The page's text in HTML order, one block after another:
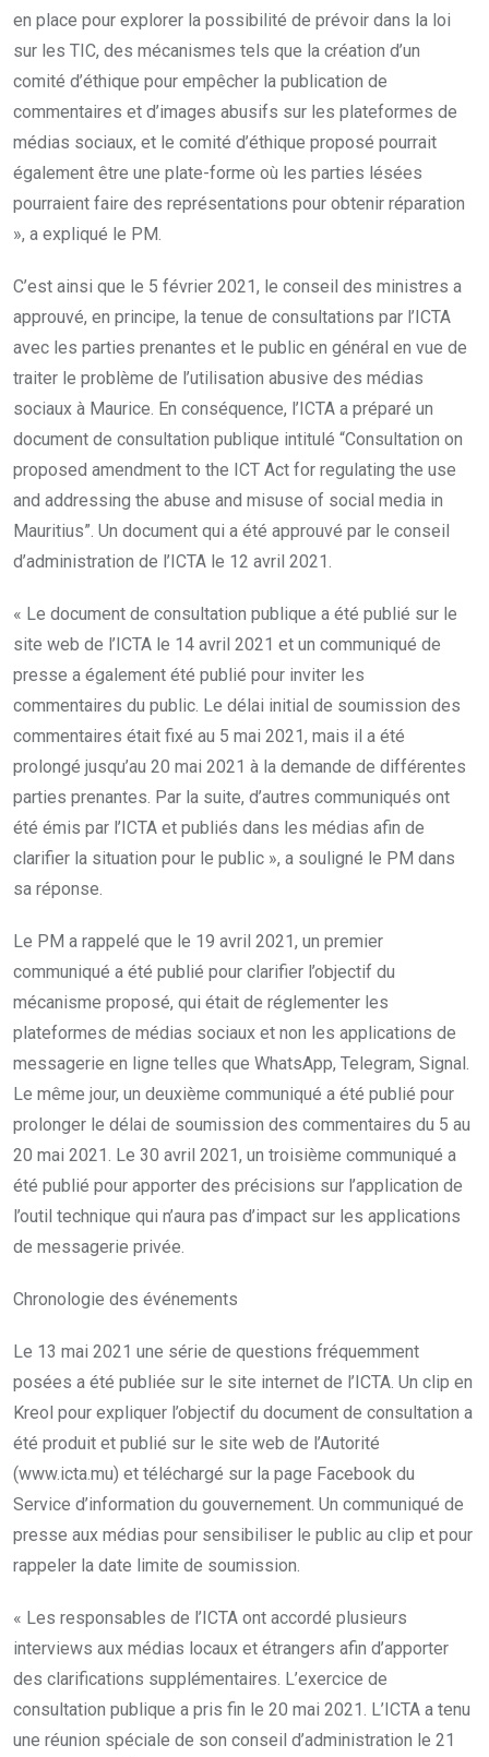
en place pour explorer la possibilité de prévoir dans la loi
sur les TIC, des mécanismes tels que la création d’un
comité d’éthique pour empêcher la publication de
commentaires et d’images abusifs sur les plateformes de
médias sociaux, et le comité d’éthique proposé pourrait
également être une plate-forme où les parties lésées
pourraient faire des représentations pour obtenir réparation
», a expliqué le PM.
C’est ainsi que le 5 février 2021, le conseil des ministres a
approuvé, en principe, la tenue de consultations par l’ICTA
avec les parties prenantes et le public en général en vue de
traiter le problème de l’utilisation abusive des médias
sociaux à Maurice. En conséquence, l’ICTA a préparé un
document de consultation publique intitulé “Consultation on
proposed amendment to the ICT Act for regulating the use
and addressing the abuse and misuse of social media in
Mauritius”. Un document qui a été approuvé par le conseil
d’administration de l’ICTA le 12 avril 2021.
« Le document de consultation publique a été publié sur le
site web de l’ICTA le 14 avril 2021 et un communiqué de
presse a également été publié pour inviter les
commentaires du public. Le délai initial de soumission des
commentaires était fixé au 5 mai 2021, mais il a été
prolongé jusqu’au 20 mai 2021 à la demande de différentes
parties prenantes. Par la suite, d’autres communiqués ont
été émis par l’ICTA et publiés dans les médias afin de
clarifier la situation pour le public », a souligné le PM dans
sa réponse.
Le PM a rappelé que le 19 avril 2021, un premier
communiqué a été publié pour clarifier l’objectif du
mécanisme proposé, qui était de réglementer les
plateformes de médias sociaux et non les applications de
messagerie en ligne telles que WhatsApp, Telegram, Signal.
Le même jour, un deuxième communiqué a été publié pour
prolonger le délai de soumission des commentaires du 5 au
20 mai 2021. Le 30 avril 2021, un troisième communiqué a
été publié pour apporter des précisions sur l’application de
l’outil technique qui n’aura pas d’impact sur les applications
de messagerie privée.
Chronologie des événements
Le 13 mai 2021 une série de questions fréquemment
posées a été publiée sur le site internet de l’ICTA. Un clip en
Kreol pour expliquer l’objectif du document de consultation a
été produit et publié sur le site web de l’Autorité
(www.icta.mu) et téléchargé sur la page Facebook du
Service d’information du gouvernement. Un communiqué de
presse aux médias pour sensibiliser le public au clip et pour
rappeler la date limite de soumission.
« Les responsables de l’ICTA ont accordé plusieurs
interviews aux médias locaux et étrangers afin d’apporter
des clarifications supplémentaires. L’exercice de
consultation publique a pris fin le 20 mai 2021. L’ICTA a tenu
une réunion spéciale de son conseil d’administration le 21